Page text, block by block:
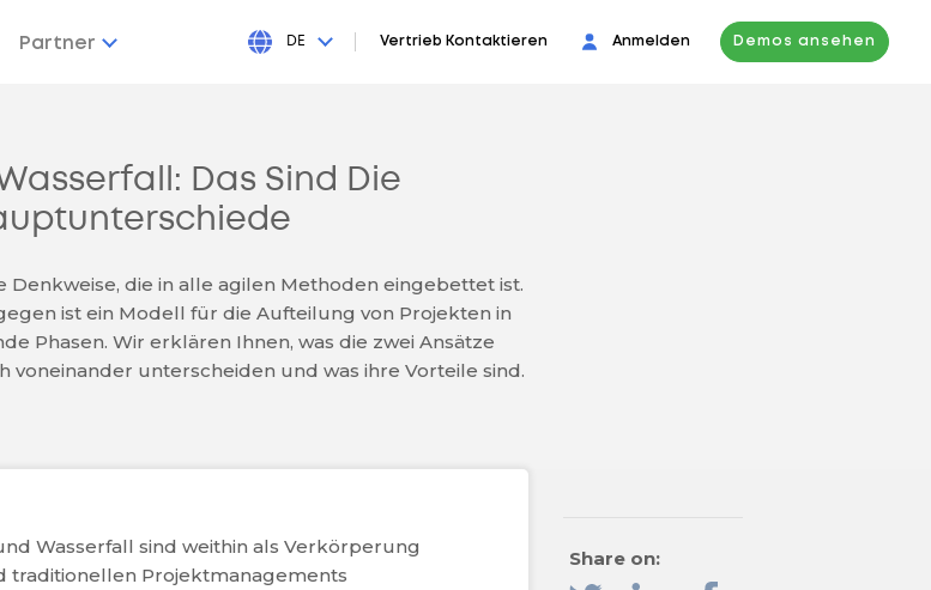
Partner DE Vertrieb Kontaktieren Anmelden Demos ansehen
Das Sind Die
Denkweise, die in alle agilen Methoden eingebettet ist.
ist ein Modell für die Aufteilung von Projekten in
Phasen. Wir erklären Ihnen, was die zwei Ansätze
voneinander unterscheiden und was ihre Vorteile sind.
Share on:
Wasserfall sind weithin als Verkörperung
traditionellen Projektmanagements